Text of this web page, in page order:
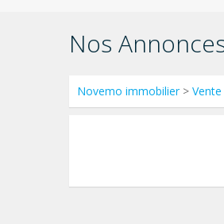
Nos
Novemo immobilier> Vente